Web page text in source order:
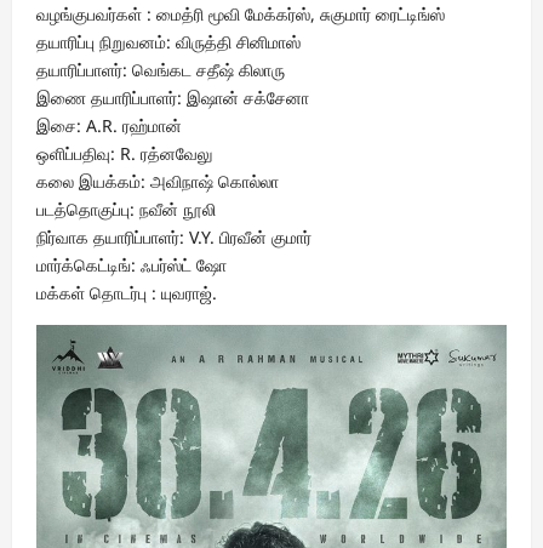
வழங்குபவர்கள் : மைத்ரி மூவி மேக்கர்ஸ், சுகுமார் ரைட்டிங்ஸ்
தயாரிப்பு நிறுவனம்: விருத்தி சினிமாஸ்
தயாரிப்பாளர்: வெங்கட சதீஷ் கிலாரு
இணை தயாரிப்பாளர்: இஷான் சக்சேனா
இசை: A.R. ரஹ்மான்
ஒளிப்பதிவு: R. ரத்னவேலு
கலை இயக்கம்: அவிநாஷ் கொல்லா
படத்தொகுப்பு: நவீன் நூலி
நிர்வாக தயாரிப்பாளர்: V.Y. பிரவீன் குமார்
மார்க்கெட்டிங்: ஃபர்ஸ்ட் ஷோ
மக்கள் தொடர்பு : யுவராஜ்.